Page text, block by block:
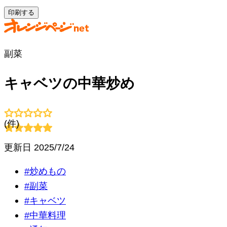
印刷する
副菜
キャベツの中華炒め
(件)
更新日 2025/7/24
#炒めもの
#副菜
#キャベツ
#中華料理